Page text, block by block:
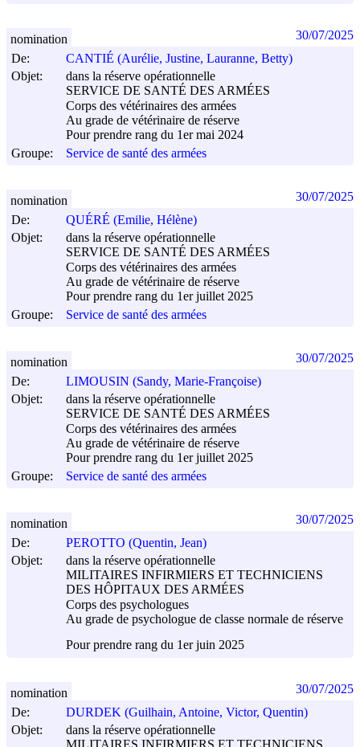
De:
CANTIÉ (Aurélie, Justine, Lauranne, Betty)
Objet:
dans la réserve opérationnelle
SERVICE DE SANTÉ DES ARMÉES
Corps des vétérinaires des armées
Au grade de vétérinaire de réserve
Pour prendre rang du 1er mai 2024
Groupe:
Service de santé des armées
nomination 30/07/2025
De:
QUÉRÉ (Emilie, Hélène)
Objet:
dans la réserve opérationnelle
SERVICE DE SANTÉ DES ARMÉES
Corps des vétérinaires des armées
Au grade de vétérinaire de réserve
Pour prendre rang du 1er juillet 2025
Groupe:
Service de santé des armées
nomination 30/07/2025
De:
LIMOUSIN (Sandy, Marie-Françoise)
Objet:
dans la réserve opérationnelle
SERVICE DE SANTÉ DES ARMÉES
Corps des vétérinaires des armées
Au grade de vétérinaire de réserve
Pour prendre rang du 1er juillet 2025
Groupe:
Service de santé des armées
nomination 30/07/2025
De:
PEROTTO (Quentin, Jean)
Objet:
dans la réserve opérationnelle
MILITAIRES INFIRMIERS ET TECHNICIENS
DES HÔPITAUX DES ARMÉES
Corps des psychologues
Au grade de psychologue de classe normale de réserve
Pour prendre rang du 1er juin 2025
nomination 30/07/2025
De:
DURDEK (Guilhain, Antoine, Victor, Quentin)
Objet:
dans la réserve opérationnelle
nomination 30/07/2025